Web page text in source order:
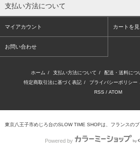
支払い方法について
マイアカウント カートを見
お問い合わせ
ホーム / 支払い方法について / 配送・送料につ
特定商取引法に基づく表記 / プライバシーポリシー
RSS / ATOM
東京八王子市めじろ台のSLOW TIME SHOPは、フランスのブ
Powered by